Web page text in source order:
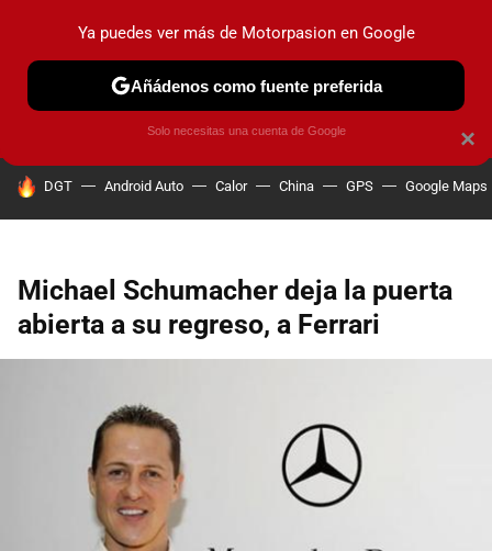
PRUEBAS COCHES ELÉCTRICOS OBSERVATORIO
HOY SE HABLA DE
DGT Android Auto Calor China GPS Google Maps
Michael Schumacher deja la puerta
abierta a su regreso, a Ferrari
×
Ya puedes ver más de Motorpasion en Google
Añádenos como fuente preferida
Solo necesitas una cuenta de Google